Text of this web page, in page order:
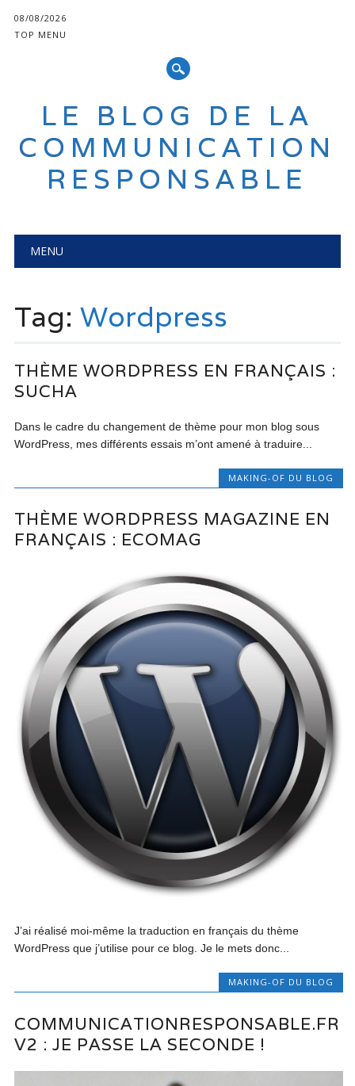
08/08/2026
TOP MENU
LE BLOG DE LA
COMMUNICATION
RESPONSABLE
Main menu
MENU
Tag: Wordpress
THÈME WORDPRESS EN FRANÇAIS :
SUCHA
Dans le cadre du changement de thème pour mon blog sous
WordPress, mes différents essais m’ont amené à traduire...
MAKING-OF DU BLOG
THÈME WORDPRESS MAGAZINE EN
FRANÇAIS : ECOMAG
J’ai réalisé moi-même la traduction en français du thème
WordPress que j’utilise pour ce blog. Je le mets donc...
MAKING-OF DU BLOG
COMMUNICATIONRESPONSABLE.FR
V2 : JE PASSE LA SECONDE !